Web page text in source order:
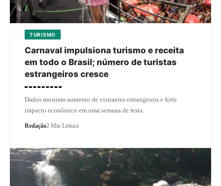
TURISMO
Carnaval impulsiona turismo e receita
em todo o Brasil; número de turistas
estrangeiros cresce
Dados mostram aumento de visitantes estrangeiros e forte
impacto econômico em uma semana de festa.
Redação2 Min Leitura